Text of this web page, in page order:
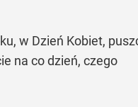
w Dzień Kobiet,
na co dzień, czego